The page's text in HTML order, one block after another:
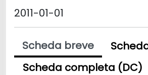
2011-01-01
Scheda breve
Scheda completa (DC)